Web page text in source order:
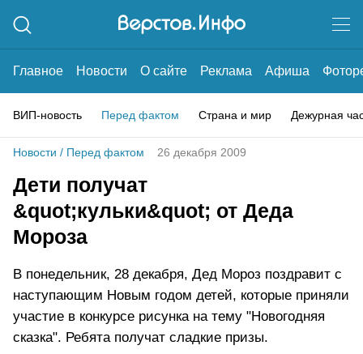
Главное Новости О сайте Реклама Афиша
ВИП-новость Перед фактом Страна и мир Дежурная
Новости / Перед фактом 26 декабря 2009
Дети получат
&quot;кульки&quot; от Деда
Мороза
В понедельник, 28 декабря, Дед Мороз поздравит с
наступающим Новым годом детей, которые приняли
участие в конкурсе рисунка на тему "Новогодняя
сказка". Ребята получат сладкие призы.